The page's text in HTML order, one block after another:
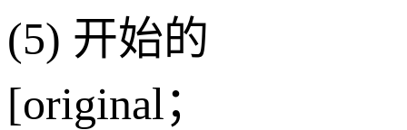
(5) 开始的
[original；